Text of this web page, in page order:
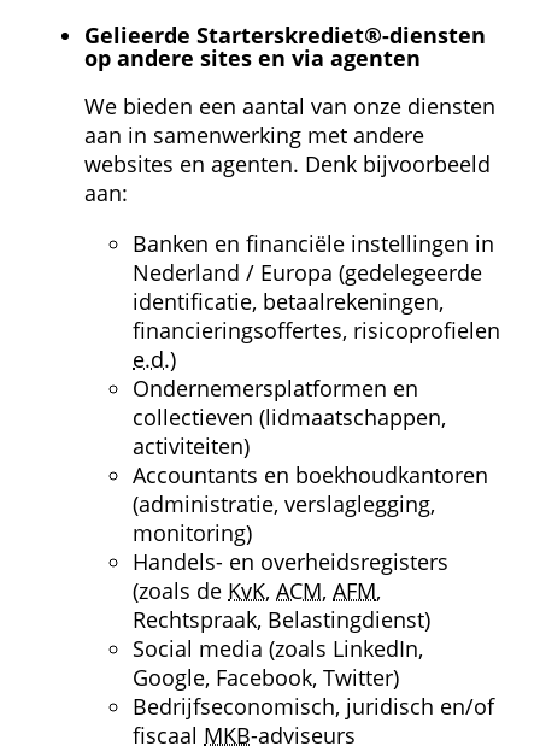
Gelieerde Starterskrediet®-diensten
op andere sites en via agenten
We bieden een aantal van onze diensten
aan in samenwerking met andere
websites en agenten. Denk bijvoorbeeld
aan:
Banken en financiële instellingen in
Nederland / Europa (gedelegeerde
identificatie, betaalrekeningen,
financierings­offertes, risicoprofielen
e.d.)
Ondernemers­platformen en
collectieven (lidmaatschappen,
activiteiten)
Accountants en boekhoudkantoren
(administratie, verslaglegging,
monitoring)
Handels- en overheids­registers
(zoals de KvK, ACM, AFM,
Rechtspraak, Belastingdienst)
Social media (zoals LinkedIn,
Google, Facebook, Twitter)
Bedrijfs­economisch, juridisch en/of
fiscaal MKB-adviseurs